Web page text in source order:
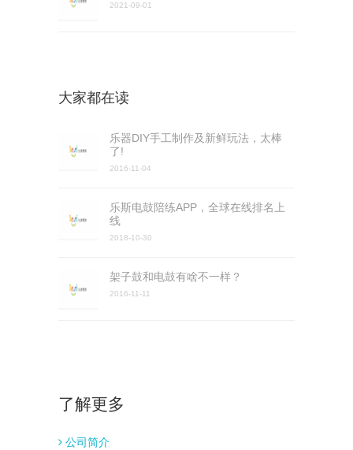
2021-09-01
大家都在读
乐器DIY手工制作及新鲜玩法，太棒
了!
2016-11-04
乐斯电鼓陪练APP，全球在线排名上
线
2018-10-30
架子鼓和电鼓有啥不一样？
2016-11-11
了解更多
公司简介